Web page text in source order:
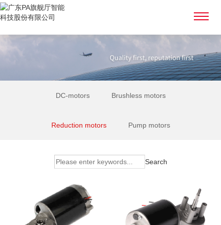
DC-motors Brushless motors
Reduction motors Pump motors
Search